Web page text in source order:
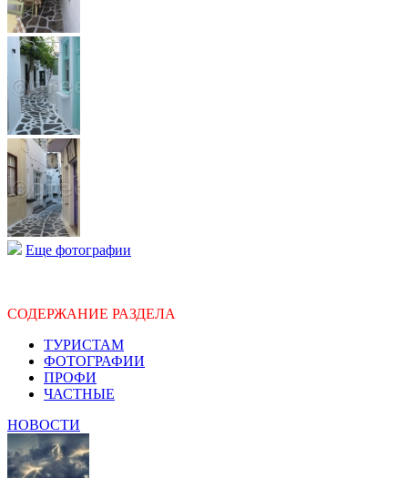
Еще фотографии
СОДЕРЖАНИЕ РАЗДЕЛА
ТУРИСТАМ
ФОТОГРАФИИ
ПРОФИ
ЧАСТНЫЕ
НОВОСТИ